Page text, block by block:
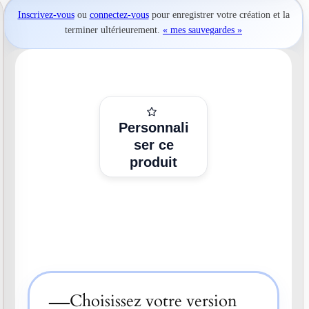
Inscrivez-vousou connectez-vouspour enregistrer votre création et la
terminer ultérieurement. « mes sauvegardes »
Personnali
ser ce
produit
—Choisissez votre version